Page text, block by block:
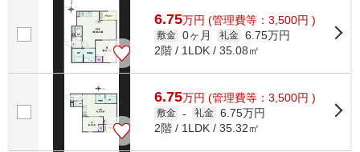
6.75万円 (管理費等：3,500円 )
敷金 0ヶ月 礼金 6.75万円
2階 / 1LDK / 35.08㎡
6.75万円 (管理費等：3,500円 )
敷金 - 礼金 6.75万円
2階 / 1LDK / 35.32㎡